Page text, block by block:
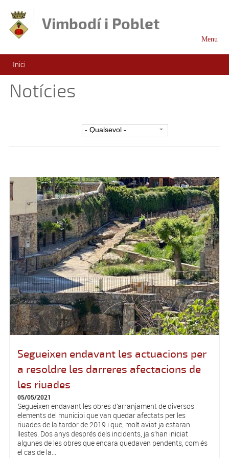
Vimbodí i Poblet
Esteu aquí
Inici
Notícies
Segueixen endavant les actuacions per
a resoldre les darreres afectacions de
les riuades
05/05/2021
Segueixen endavant les obres d’arranjament de diversos
elements del municipi que van quedar afectats per les
riuades de la tardor de 2019 i que, molt aviat ja estaran
llestes. Dos anys després dels incidents, ja s’han iniciat
algunes de les obres que encara quedaven pendents, com és
el cas de la...
Menu